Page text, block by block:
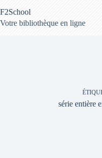
au
contenu
F2School
Votre bibliothèque en ligne
série entière